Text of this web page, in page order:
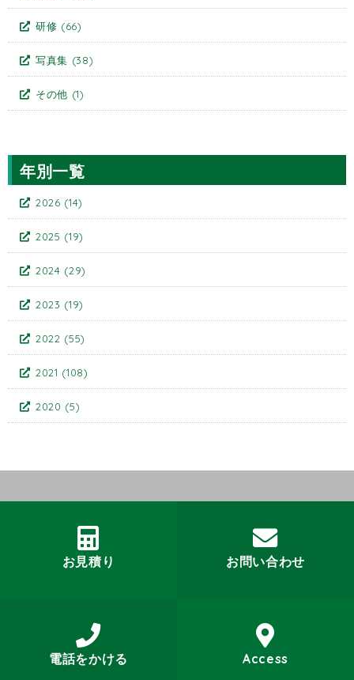
研修 (66)
写真集 (38)
その他 (1)
年別一覧
2026 (14)
2025 (19)
2024 (29)
2023 (19)
2022 (55)
2021 (108)
2020 (5)
お見積り お問い合わせ
電話をかける Access